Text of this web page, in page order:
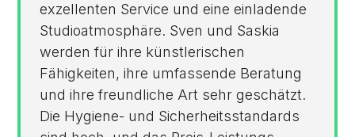
exzellenten Service und eine einladende
Studioatmosphäre. Sven und Saskia
werden für ihre künstlerischen
Fähigkeiten, ihre umfassende Beratung
und ihre freundliche Art sehr geschätzt.
Die Hygiene- und Sicherheitsstandards